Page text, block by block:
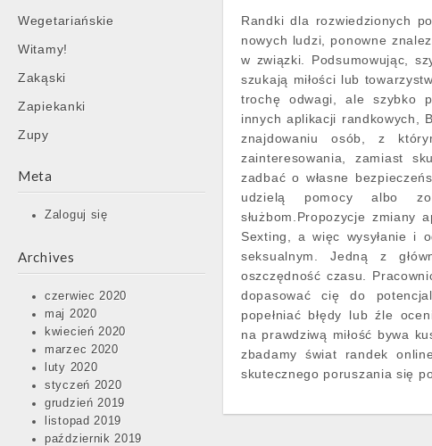
Wegetariańskie
Witamy!
Zakąski
Zapiekanki
Zupy
Meta
Zaloguj się
Archives
czerwiec 2020
maj 2020
kwiecień 2020
marzec 2020
luty 2020
styczeń 2020
grudzień 2019
listopad 2019
październik 2019
Randki dla rozwiedzionych
nowych ludzi, ponowne
w związki. Podsumowując,
szukają miłości lub
trochę odwagi, ale szybko
innych aplikacji randkowych,
znajdowaniu osób, z
zainteresowania, zamiast
zadbać o własne
udzielą pomocy albo
służbom.Propozycje zmiany
Sexting, a więc wysyłanie i
seksualnym. Jedną z
oszczędność czasu.
dopasować cię do
popełniać błędy lub źle
na prawdziwą miłość bywa
zbadamy świat randek
skutecznego poruszania się po